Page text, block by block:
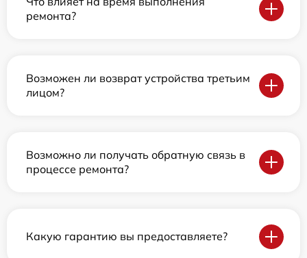
ремонта?
Возможен ли возврат устройства третьим
лицом?
Возможно ли получать обратную связь в
процессе ремонта?
Какую гарантию вы предоставляете?